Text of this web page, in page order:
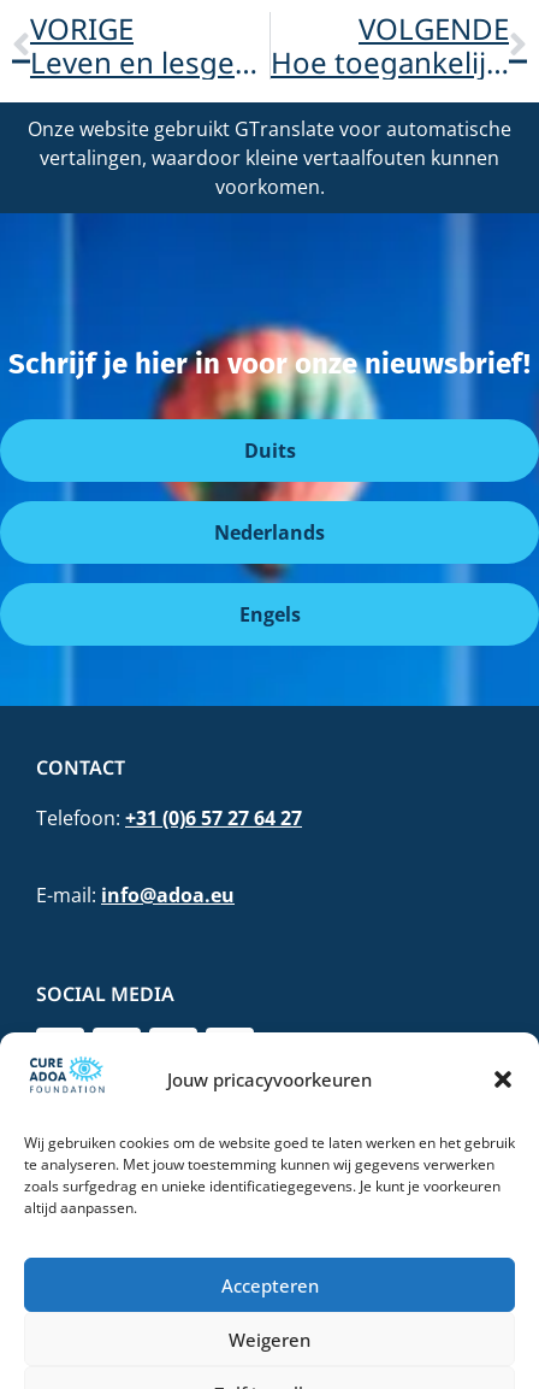
Jouw pricacyvoorkeuren
Wij gebruiken cookies om de website goed te laten werken en het gebruik
te analyseren. Met jouw toestemming kunnen wij gegevens verwerken
zoals surfgedrag en unieke identificatiegegevens. Je kunt je voorkeuren
altijd aanpassen.
Accepteren
Weigeren
VORIGE
Leven en lesgeven vanuit mogelijkheden
VOLGENDE
Hoe toegankelijkheid Emma van Dyk helpt om het verschil te maken in de zorg
Onze website gebruikt GTranslate voor automatische
vertalingen, waardoor kleine vertaalfouten kunnen
voorkomen.
Schrijf je hier in voor onze nieuwsbrief!
Duits
Nederlands
Engels
CONTACT
Telefoon: +31 (0)6 57 27 64 27
E-mail: info@adoa.eu
SOCIAL MEDIA
DONEER VEILIG EN VERTROUWD
© 2026 Stichting Cure ADOA Foundation | All Rights Reserved |